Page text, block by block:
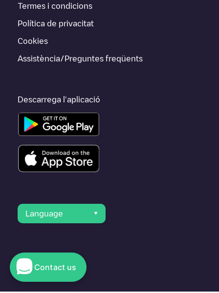
Termes i condicions
Política de privacitat
Cookies
Assistència/Preguntes freqüents
Descarrega l'aplicació
Language
© 2023 Electromaps
Contact us